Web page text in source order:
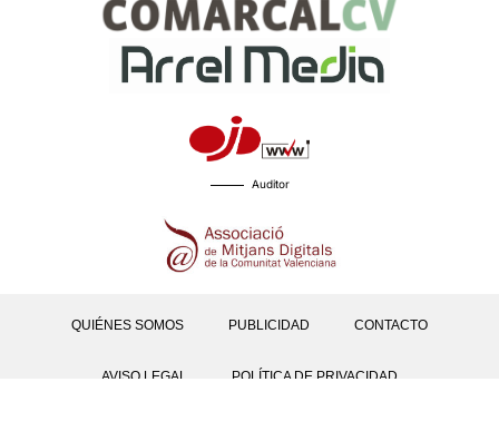
Auditor
QUIÉNES SOMOS PUBLICIDAD CONTACTO
AVISO LEGAL POLÍTICA DE PRIVACIDAD